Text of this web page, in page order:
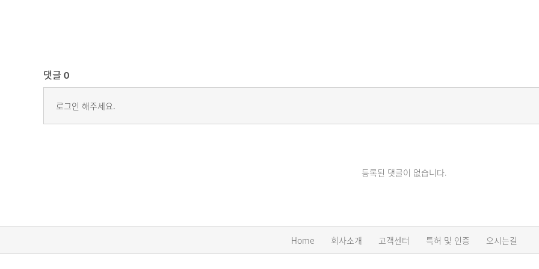
댓글 0
로그인 해주세요.
등록된 댓글이 없습니다.
Home 회사소개 고객센터 특허 및 인증 오시는길